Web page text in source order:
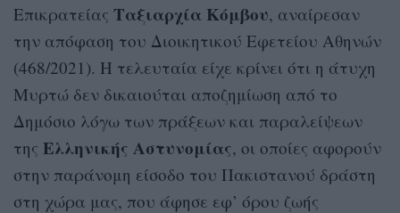
Επικρατείας Ταξιαρχία Κόμβου, αναίρεσαν
την απόφαση του Διοικητικού Εφετείου Αθηνών
(468/2021). Η τελευταία είχε κρίνει ότι η άτυχη
Μυρτώ δεν δικαιούται αποζημίωση από το
Δημόσιο λόγω των πράξεων και παραλείψεων
της Ελληνικής Αστυνομίας, οι οποίες αφορούν
στην παράνομη είσοδο του Πακιστανού δράστη
στη χώρα μας, που άφησε εφ’ όρου ζωής